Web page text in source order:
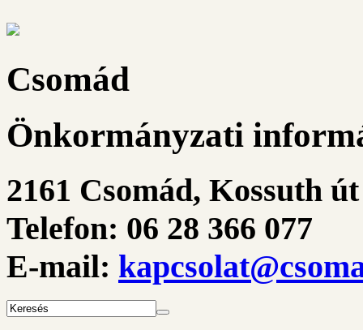
Csomád
Önkormányzati
2161 Csomád, Kossuth
Telefon: 06 28 366 077
E-mail: